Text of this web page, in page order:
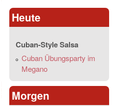
Heute
Cuban-Style Salsa
Cuban Übungsparty im
Megano
Morgen